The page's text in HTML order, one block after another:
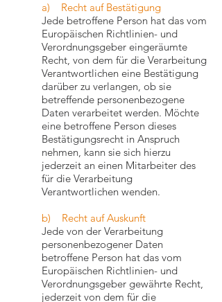
a) Recht auf Bestätigung
Jede betroffene Person hat das vom
Europäischen Richtlinien- und
Verordnungsgeber eingeräumte
Recht, von dem für die Verarbeitung
Verantwortlichen eine Bestätigung
darüber zu verlangen, ob sie
betreffende personenbezogene
Daten verarbeitet werden. Möchte
eine betroffene Person dieses
Bestätigungsrecht in Anspruch
nehmen, kann sie sich hierzu
jederzeit an einen Mitarbeiter des
für die Verarbeitung
Verantwortlichen wenden.
b) Recht auf Auskunft
Jede von der Verarbeitung
personenbezogener Daten
betroffene Person hat das vom
Europäischen Richtlinien- und
Verordnungsgeber gewährte Recht,
jederzeit von dem für die